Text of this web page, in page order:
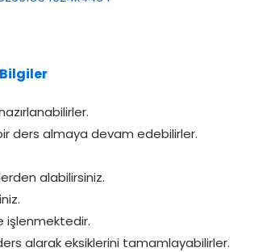
Bilgiler
ders almaya devam edebilirler.
alabilirsiniz.
işlenmektedir.
alarak eksiklerini tamamlayabilirler.